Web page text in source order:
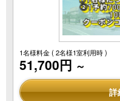
1名様料金( 2名様1室利用時 )
51,700円 ～
詳